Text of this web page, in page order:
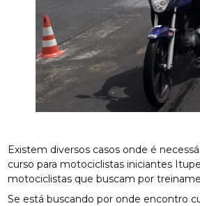
Existem diversos casos onde é
curso para motociclistas iniciantes
motociclistas que buscam por
Se está buscando por onde encontro